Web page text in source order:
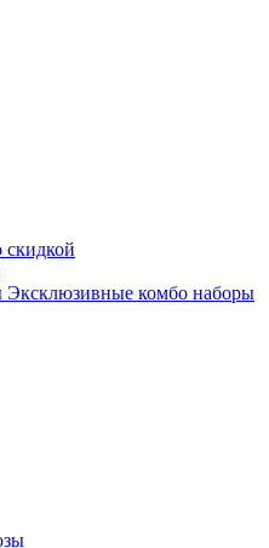
скидкой
Эксклюзивные комбо наборы